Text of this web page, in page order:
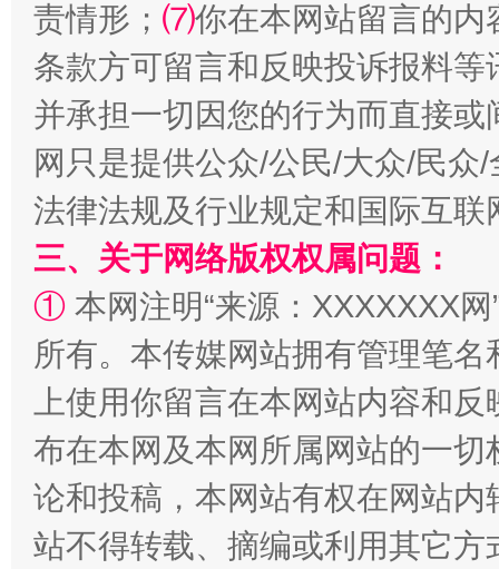
国家大学科技园优化重塑工作
扯下公款旅游的“隐身衣” 如何以
责情形； ⑺你在本网站留言的内
条款方可留言和反映投诉报料
并承担一切因您的行为而直接
网只是提供公众/公民/大众/民
法律法规及行业规定和国际互
三、关于网络版权权属问题：
① 本网注明“来源：XXXXXXX
所有。本传媒网站拥有管理笔
上使用你留言在本网站内容和
布在本网及本网所属网站的一
论和投稿，本网站有权在网站
站不得转载、摘编或利用其它